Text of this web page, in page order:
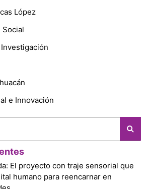
López
Social
e Innovación
El proyecto con traje sensorial que
humano para reencarnar en